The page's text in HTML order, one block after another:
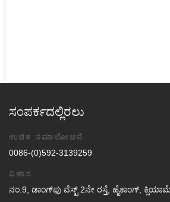
ಸಂಪರ್ಕದಲ್ಲಿರಲು
ಉಚಿತ ಸಮಾಲೋಚನೆ
0086-(0)592-3139259
ವಿಳಾಸ
ನಂ.9, ಡಾಂಗ್‌ಫು ವೆಸ್ಟ್ 2ನೇ ರಸ್ತೆ, ಹೈಕಾಂಗ್,